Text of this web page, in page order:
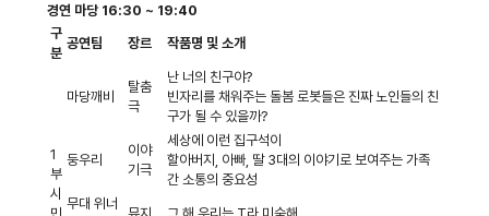
경연 마당 16:30 ~ 19:40
구
분
공연팀 장르 작품명 및 소개
1
부
시
마당깨비
탈춤
극
난 너의 친구야?
빈자리를 채워주는 돌봄 로봇들은 진짜 노인들의 친
구가 될 수 있을까?
둥우리
이야
기극
세상에 이런 집구석이
할아버지, 아빠, 딸 3대의 이야기로 보여주는 가족
간 소통의 중요성
무대 위너